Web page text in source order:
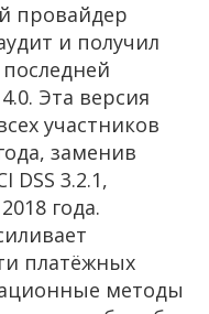
провайдер
и получил
Эта версия
участников
заменив
DSS 3.2.1,
года.
платёжных
методы